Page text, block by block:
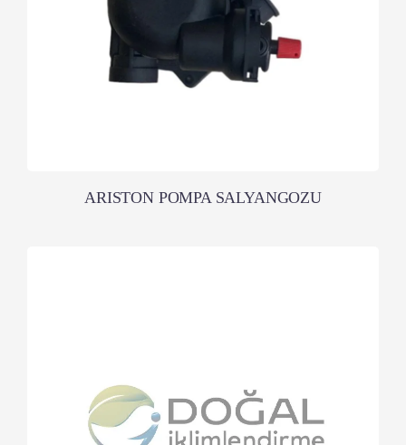
ARISTON POMPA SALYANGOZU